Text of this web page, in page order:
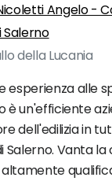
Angelo -
Salerno
della Lucania
esperienza alle
è un'efficiente
dell'edilizia in
Salerno. Vanta